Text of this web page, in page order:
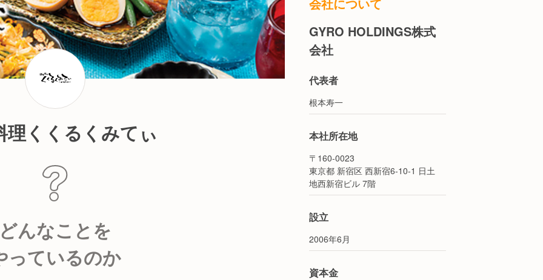
理くくるくみてぃ
んなことを
っているのか
GYRO HOLDINGS株式
会社
代表者
根本寿一
本社所在地
〒160-0023
東京都 新宿区 西新宿6-10-1 日土
地西新宿ビル 7階
設立
2006年6月
資本金